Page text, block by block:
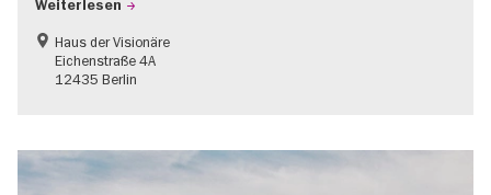
Weiterlesen
Haus der Visionäre
Eichenstraße 4A
12435 Berlin